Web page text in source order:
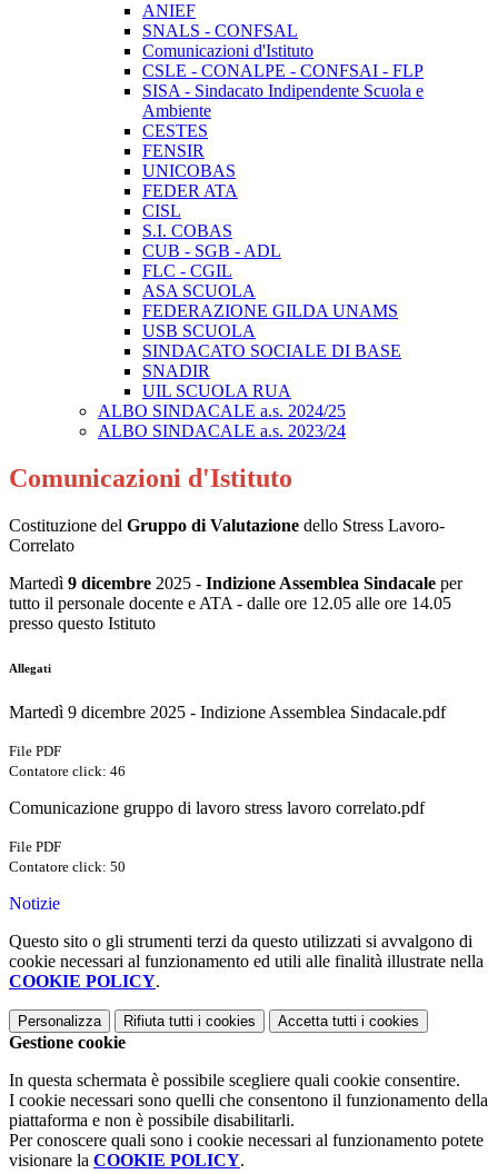
ANIEF
SNALS - CONFSAL
Comunicazioni d'Istituto
CSLE - CONALPE - CONFSAI - FLP
SISA - Sindacato Indipendente Scuola e
Ambiente
CESTES
FENSIR
UNICOBAS
FEDER ATA
CISL
S.I. COBAS
CUB - SGB - ADL
FLC - CGIL
ASA SCUOLA
FEDERAZIONE GILDA UNAMS
USB SCUOLA
SINDACATO SOCIALE DI BASE
SNADIR
UIL SCUOLA RUA
ALBO SINDACALE a.s. 2024/25
ALBO SINDACALE a.s. 2023/24
Comunicazioni d'Istituto
Costituzione del Gruppo di Valutazione dello Stress Lavoro-
Correlato
Martedì 9 dicembre 2025 - Indizione Assemblea Sindacale per
tutto il personale docente e ATA - dalle ore 12.05 alle ore 14.05
presso questo Istituto
Allegati
Martedì 9 dicembre 2025 - Indizione Assemblea Sindacale.pdf
File PDF
Contatore click: 46
Comunicazione gruppo di lavoro stress lavoro correlato.pdf
File PDF
Contatore click: 50
Notizie
Questo sito o gli strumenti terzi da questo utilizzati si avvalgono di
cookie necessari al funzionamento ed utili alle finalità illustrate nella
COOKIE POLICY.
Personalizza Rifiuta tutti i cookies Accetta tutti i cookies
Gestione cookie
In questa schermata è possibile scegliere quali cookie consentire.
I cookie necessari sono quelli che consentono il funzionamento della
piattaforma e non è possibile disabilitarli.
Per conoscere quali sono i cookie necessari al funzionamento potete
visionare la COOKIE POLICY.